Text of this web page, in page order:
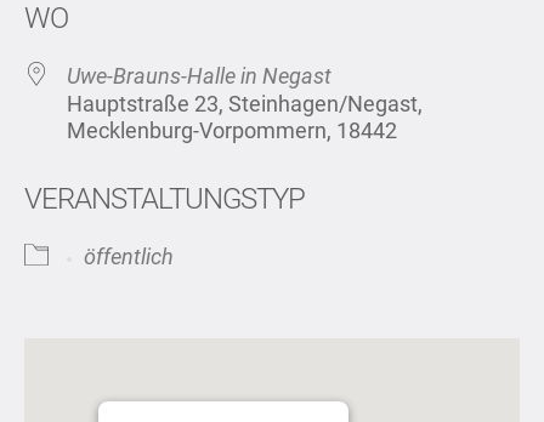
WO
Uwe-Brauns-Halle in Negast
Hauptstraße 23, Steinhagen/Negast,
Mecklenburg-Vorpommern, 18442
VERANSTALTUNGSTYP
öffentlich